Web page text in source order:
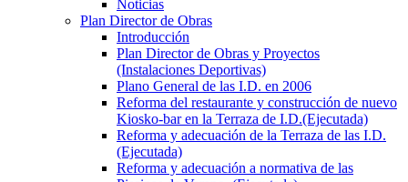
Noticias
Plan Director de Obras
Introducción
Plan Director de Obras y Proyectos
(Instalaciones Deportivas)
Plano General de las I.D. en 2006
Reforma del restaurante y construcción de nuevo
Kiosko-bar en la Terraza de I.D.(Ejecutada)
Reforma y adecuación de la Terraza de las I.D.
(Ejecutada)
Reforma y adecuación a normativa de las